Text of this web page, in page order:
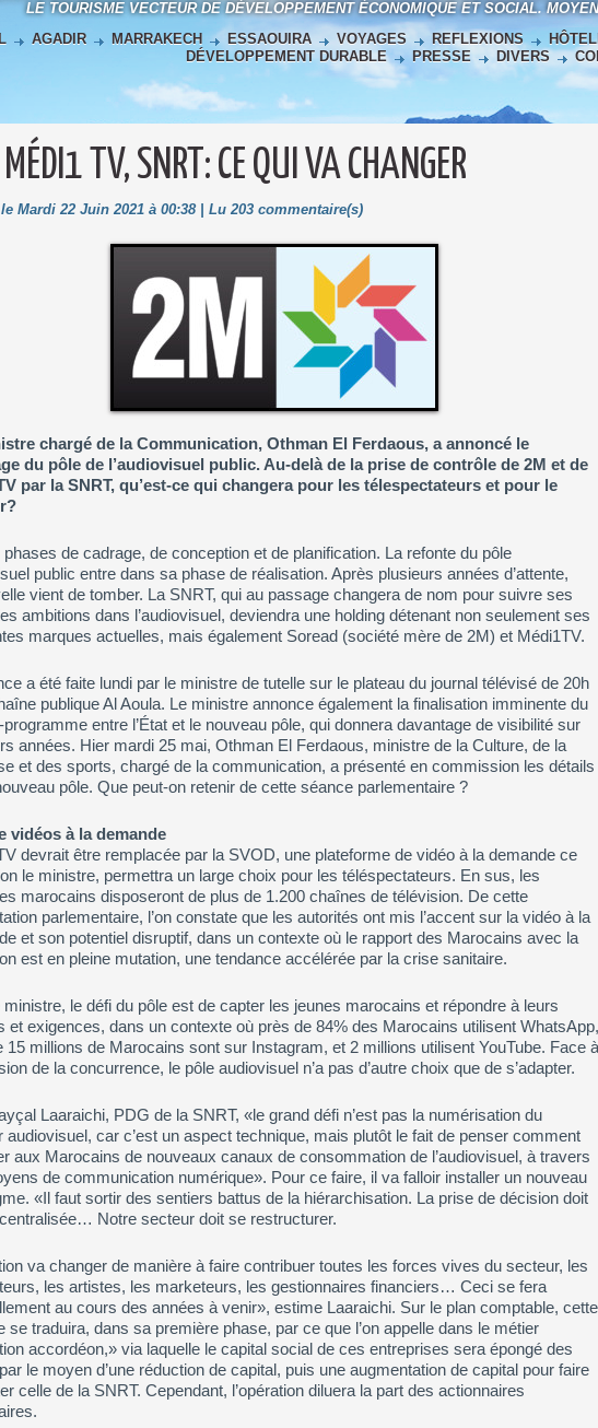
LE TOURISME VECTEUR DE DÉVELOPPEMENT ÉCONOMIQUE ET SOCIAL.
AGADIR MARRAKECH ESSAOUIRA VOYAGES REFLEXIONS
DÉVELOPPEMENT DURABLE
PRESSE DIVERS
TV, SNRT: CE QUI VA CHANGER
Mardi 22 Juin 2021 à 00:38 | Lu 203 commentaire(s)
chargé de la Communication, Othman El Ferdaous, a annoncé le
du pôle de l’audiovisuel public. Au-delà de la prise de contrôle de 2M et de
par la SNRT, qu’est-ce qui changera pour les télespectateurs et pour le
phases de cadrage, de conception et de planification. La refonte du pôle
public entre dans sa phase de réalisation. Après plusieurs années d’attente,
vient de tomber. La SNRT, qui au passage changera de nom pour suivre ses
ambitions dans l’audiovisuel, deviendra une holding détenant non seulement ses
marques actuelles, mais également Soread (société mère de 2M) et Médi1TV.
a été faite lundi par le ministre de tutelle sur le plateau du journal télévisé de 20h
publique Al Aoula. Le ministre annonce également la finalisation imminente du
entre l’État et le nouveau pôle, qui donnera davantage de visibilité sur
années. Hier mardi 25 mai, Othman El Ferdaous, ministre de la Culture, de la
et des sports, chargé de la communication, a présenté en commission les détails
pôle. Que peut-on retenir de cette séance parlementaire ?
vidéos à la demande
devrait être remplacée par la SVOD, une plateforme de vidéo à la demande ce
le ministre, permettra un large choix pour les téléspectateurs. En sus, les
marocains disposeront de plus de 1.200 chaînes de télévision. De cette
parlementaire, l’on constate que les autorités ont mis l’accent sur la vidéo à la
et son potentiel disruptif, dans un contexte où le rapport des Marocains avec la
est en pleine mutation, une tendance accélérée par la crise sanitaire.
ministre, le défi du pôle est de capter les jeunes marocains et répondre à leurs
et exigences, dans un contexte où près de 84% des Marocains utilisent WhatsApp,
15 millions de Marocains sont sur Instagram, et 2 millions utilisent YouTube. Face à
de la concurrence, le pôle audiovisuel n’a pas d’autre choix que de s’adapter.
Laaraichi, PDG de la SNRT, «le grand défi n’est pas la numérisation du
audiovisuel, car c’est un aspect technique, mais plutôt le fait de penser comment
aux Marocains de nouveaux canaux de consommation de l’audiovisuel, à travers
de communication numérique». Pour ce faire, il va falloir installer un nouveau
«Il faut sortir des sentiers battus de la hiérarchisation. La prise de décision doit
Notre secteur doit se restructurer.
va changer de manière à faire contribuer toutes les forces vives du secteur, les
les artistes, les marketeurs, les gestionnaires financiers… Ceci se fera
au cours des années à venir», estime Laaraichi. Sur le plan comptable, cette
se traduira, dans sa première phase, par ce que l’on appelle dans le métier
accordéon,» via laquelle le capital social de ces entreprises sera épongé des
le moyen d’une réduction de capital, puis une augmentation de capital pour faire
celle de la SNRT. Cependant, l’opération diluera la part des actionnaires